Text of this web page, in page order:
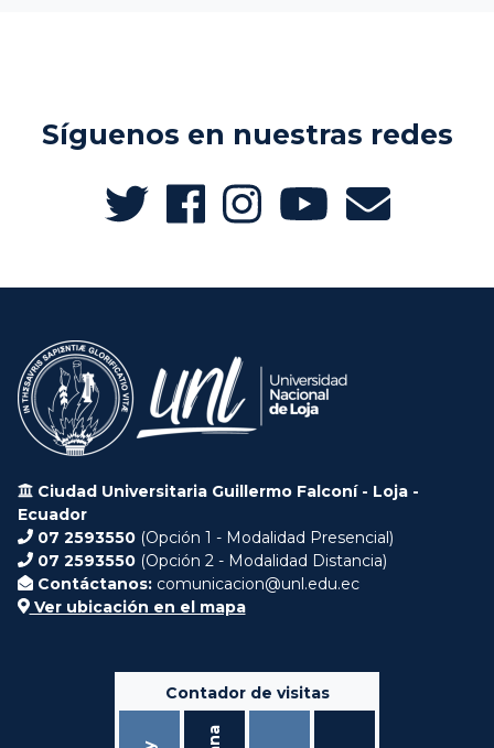
Síguenos en nuestras redes
Ciudad Universitaria Guillermo Falconí - Loja -
Ecuador
07 2593550 (Opción 1 - Modalidad Presencial)
07 2593550 (Opción 2 - Modalidad Distancia)
Contáctanos: comunicacion@unl.edu.ec
Ver ubicación en el mapa
Contador de visitas